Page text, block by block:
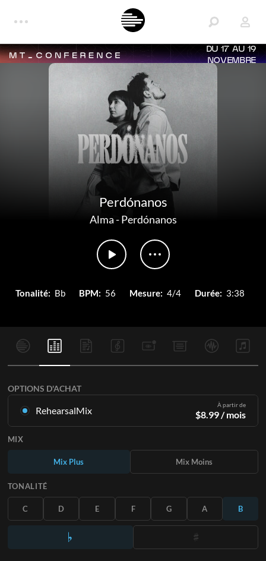
DU 17 AU 19
NOVEMBRE
Perdónanos
Alma-Perdónanos
Tonalité: Bb BPM: 56 Mesure: 4/4 Durée: 3:38
OPTIONS D'ACHAT
RehearsalMix À partir de
$8.99/ mois
Disponible dans les 12 tonalités avec des Mix Plus et Moins
pour chaque partition et le chant original.
S'ABONNER
MIX
Mix Plus Mix Moins
TONALITÉ
C D E F G A B